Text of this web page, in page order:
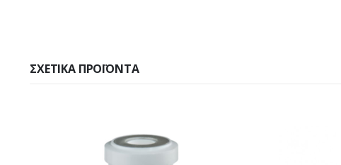
ΣΧΕΤΙΚΆ ΠΡΟΪΌΝΤΑ